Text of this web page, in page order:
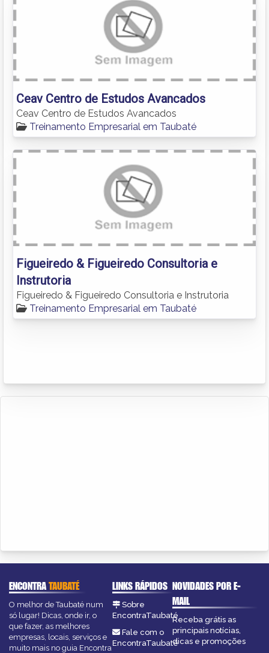
Ceav Centro de Estudos Avancados
Ceav Centro de Estudos Avancados
Treinamento Empresarial em Taubaté
Figueiredo & Figueiredo Consultoria e
Instrutoria
Figueiredo & Figueiredo Consultoria e Instrutoria
Treinamento Empresarial em Taubaté
ENCONTRATAUBATÉ
O melhor de Taubaté num
só lugar! Dicas, onde ir, o
que fazer, as melhores
empresas, locais, serviços e
muito mais no guia Encontra
LINKS RÁPIDOS
Sobre
EncontraTaubaté
Fale com o
EncontraTaubaté
NOVIDADES POR E-
MAIL
Receba grátis as
principais notícias,
dicas e promoções